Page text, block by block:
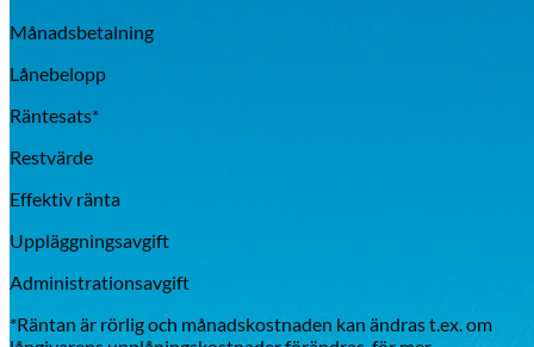
Honda
Månadsbetalning
Lånebelopp
Räntesats*
Restvärde
Effektiv ränta
Uppläggningsavgift
Administrationsavgift
*Räntan är rörlig och månadskostnaden kan ändras t.ex. om